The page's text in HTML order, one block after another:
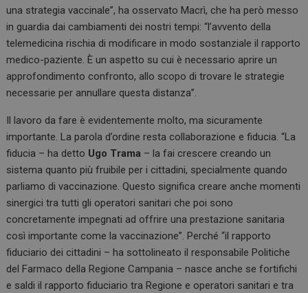
una strategia vaccinale”, ha osservato Macrì, che ha però messo
in guardia dai cambiamenti dei nostri tempi: “l’avvento della
telemedicina rischia di modificare in modo sostanziale il rapporto
medico-paziente. È un aspetto su cui è necessario aprire un
approfondimento confronto, allo scopo di trovare le strategie
necessarie per annullare questa distanza”.
Il lavoro da fare è evidentemente molto, ma sicuramente
importante. La parola d’ordine resta collaborazione e fiducia. “La
fiducia – ha detto Ugo Trama – la fai crescere creando un
sistema quanto più fruibile per i cittadini, specialmente quando
parliamo di vaccinazione. Questo significa creare anche momenti
sinergici tra tutti gli operatori sanitari che poi sono
concretamente impegnati ad offrire una prestazione sanitaria
così importante come la vaccinazione”. Perché “il rapporto
fiduciario dei cittadini – ha sottolineato il responsabile Politiche
del Farmaco della Regione Campania – nasce anche se fortifichi
e saldi il rapporto fiduciario tra Regione e operatori sanitari e tra
CookieScriptConsent
CookieScript
_ga_3T7HJWX8D0 .preventiontask.it